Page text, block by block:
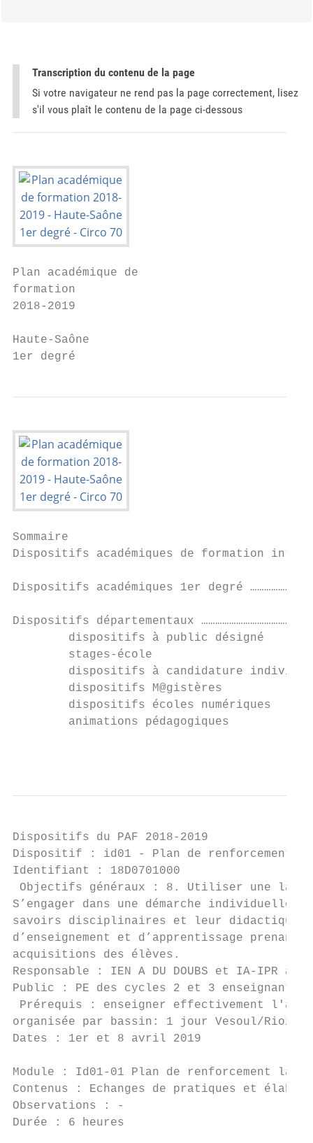
Transcription du contenu de la page
Si votre navigateur ne rend pas la page correctement, lisez
s'il vous plaît le contenu de la page ci-dessous
Plan académique de
formation
2018-2019
Haute-Saône
1er degré
Sommaire
Dispositifs académiques de formation inter-
Dispositifs académiques 1er degré
Dispositifs départementaux
dispositifs à public désigné
stages-école
dispositifs à candidature
dispositifs M@gistères
dispositifs écoles numériques
animations pédagogiques
Dispositifs du PAF 2018-2019
Dispositif : id01 - Plan de renforcement
Identifiant : 18D0701000
Objectifs généraux : 8. Utiliser une
S’engager dans une démarche
savoirs disciplinaires et leur didactique.
d’enseignement et d’apprentissage
acquisitions des élèves.
Responsable : IEN A DU DOUBS et IA-
Public : PE des cycles 2 et 3 enseignant la
Prérequis : enseigner effectivement
organisée par bassin: 1 jour Vesoul/Rioz,
Dates : 1er et 8 avril 2019
Module : Id01-01 Plan de renforcement
Contenus : Echanges de pratiques et
Observations : -
Durée : 6 heures